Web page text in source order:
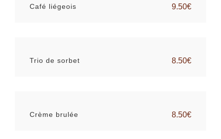
Café liégeois 9.50€
Trio de sorbet 8.50€
Crème brulée 8.50€